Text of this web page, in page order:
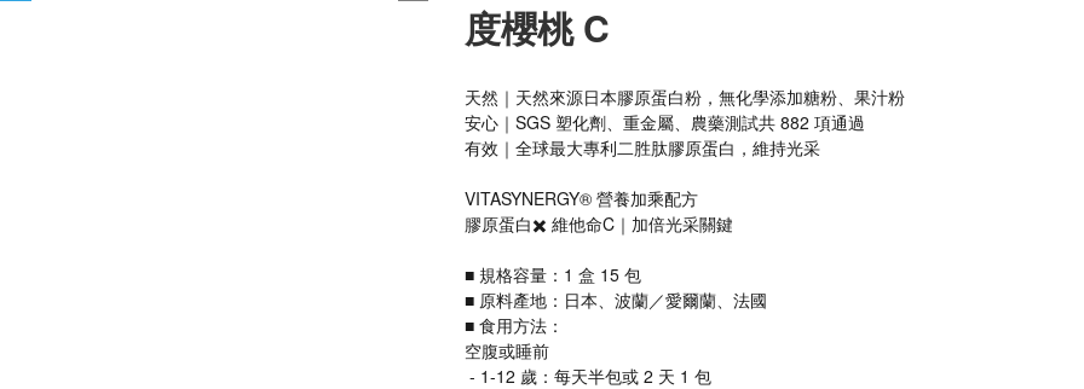
度櫻桃 C
天然｜天然來源日本膠原蛋白粉，無化學添加糖粉、果汁粉
安心｜SGS 塑化劑、重金屬、農藥測試共 882 項通過
有效｜全球最大專利二胜肽膠原蛋白，維持光采
VITASYNERGY® 營養加乘配方
膠原蛋白✖️ 維他命C｜加倍光采關鍵
■ 規格容量：1 盒 15 包
■ 原料產地：日本、波蘭／愛爾蘭、法國
■ 食用方法：
空腹或睡前
- 1-12 歲：每天半包或 2 天 1 包